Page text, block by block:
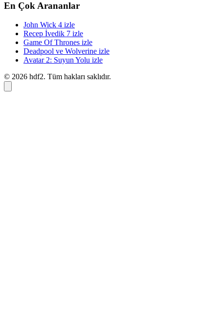
En Çok Arananlar
John Wick 4 izle
Recep İvedik 7 izle
Game Of Thrones izle
Deadpool ve Wolverine izle
Avatar 2: Suyun Yolu izle
© 2026 hdf2. Tüm hakları saklıdır.